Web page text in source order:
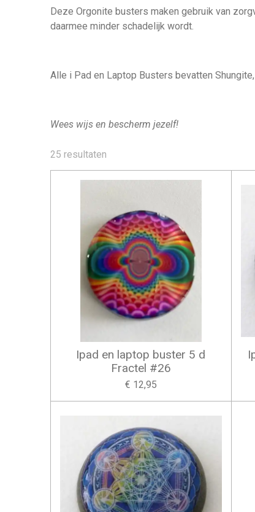
Deze Orgonite busters maken gebruik van
daarmee minder schadelijk wordt.
Alle i Pad en Laptop Busters bevatten
Wees wijs en bescherm jezelf!
25 resultaten
Ipad en laptop buster 5 d
Fractel #26
€ 12,95